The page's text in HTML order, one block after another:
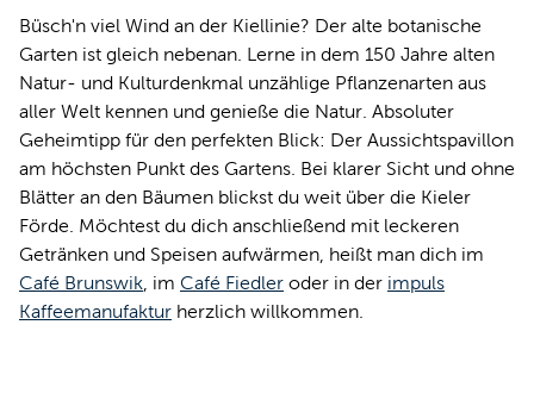
Büsch'n viel Wind an der Kiellinie? Der alte botanische
Garten ist gleich nebenan. Lerne in dem 150 Jahre alten
Natur- und Kulturdenkmal unzählige Pflanzenarten aus
aller Welt kennen und genieße die Natur. Absoluter
Geheimtipp für den perfekten Blick: Der Aussichtspavillon
am höchsten Punkt des Gartens. Bei klarer Sicht und ohne
Blätter an den Bäumen blickst du weit über die Kieler
Förde. Möchtest du dich anschließend mit leckeren
Getränken und Speisen aufwärmen, heißt man dich im
Café Brunswik, im Café Fiedler oder in der impuls
Kaffeemanufaktur herzlich willkommen.